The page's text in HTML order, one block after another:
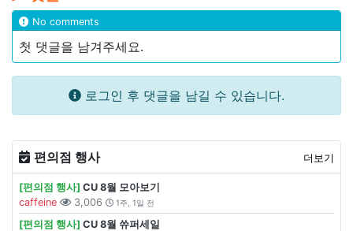
No comments
첫 댓글을 남겨주세요.
로그인 후 댓글을 남길 수 있습니다.
편의점 행사 더보기
[편의점 행사] CU 8월 모아보기
caffeine
3,006 1주, 1일 전
[편의점 행사] CU 8월 쓔퍼세일